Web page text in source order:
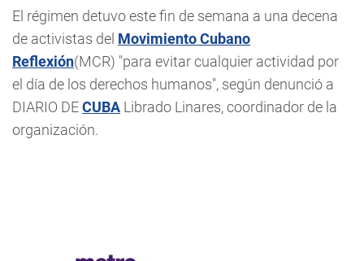
El régimen detuvo este fin de semana a una decena
de activistas del Movimiento Cubano
Reflexión(MCR) "para evitar cualquier actividad por
el día de los derechos humanos", según denunció a
DIARIO DECUBA Librado Linares, coordinador de la
organización.